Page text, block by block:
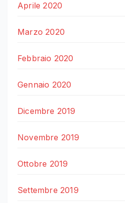
Aprile 2020
Marzo 2020
Febbraio 2020
Gennaio 2020
Dicembre 2019
Novembre 2019
Ottobre 2019
Settembre 2019